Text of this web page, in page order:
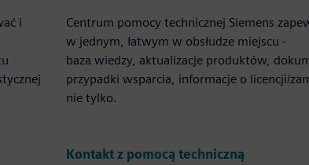
i
Centrum pomocy technicznej Siemens
w jednym, łatwym w obsłudze miejscu -
baza wiedzy, aktualizacje produktów,
przypadki wsparcia, informacje o licencji/
nie tylko.
Kontakt z pomocą techniczną